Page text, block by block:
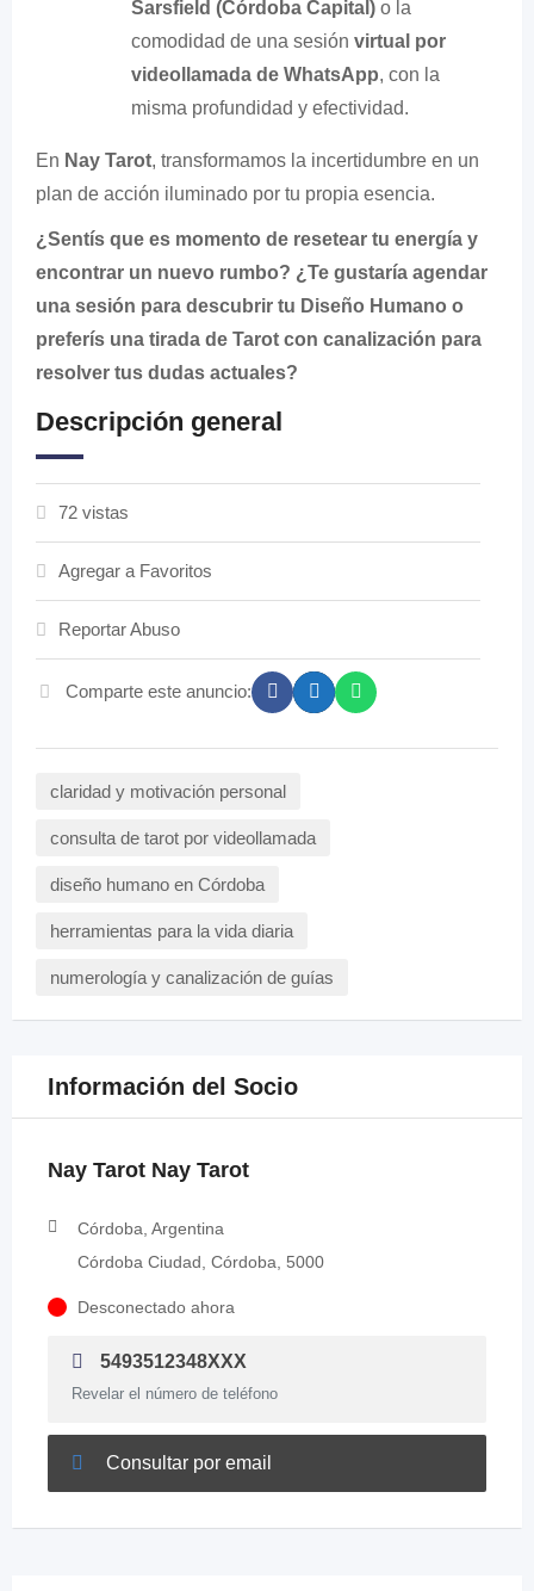
Sarsfield (Córdoba Capital) o la
comodidad de una sesión virtual por
videollamada de WhatsApp, con la
misma profundidad y efectividad.
En Nay Tarot, transformamos la incertidumbre en un
plan de acción iluminado por tu propia esencia.
¿Sentís que es momento de resetear tu energía y
encontrar un nuevo rumbo? ¿Te gustaría agendar
una sesión para descubrir tu Diseño Humano o
preferís una tirada de Tarot con canalización para
resolver tus dudas actuales?
Descripción general
72 vistas
Agregar a Favoritos
Reportar Abuso
Comparte este anuncio:
claridad y motivación personal
consulta de tarot por videollamada
diseño humano en Córdoba
herramientas para la vida diaria
numerología y canalización de guías
Información del Socio
Nay Tarot Nay Tarot
Córdoba, Argentina
Córdoba Ciudad, Córdoba, 5000
Desconectado ahora
5493512348XXX
Revelar el número de teléfono
Consultar por email